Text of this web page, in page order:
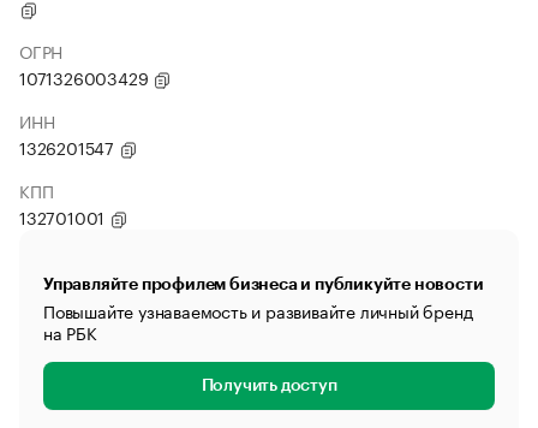
ОГРН
1071326003429
ИНН
1326201547
КПП
132701001
Управляйте профилем бизнеса и публикуйте новости
Повышайте узнаваемость и развивайте личный бренд
на РБК
Получить доступ